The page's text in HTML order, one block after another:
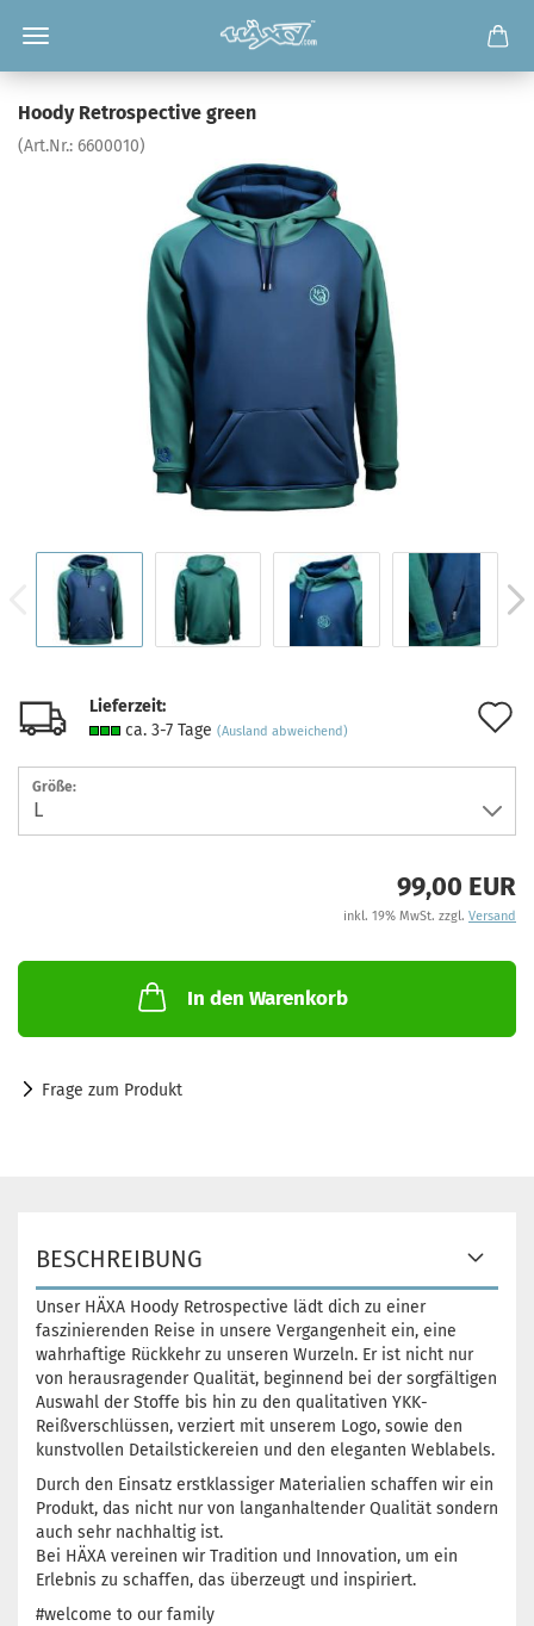
Hoody Retrospective green
(Art.Nr.: 6600010)
Lieferzeit:
ca. 3-7 Tage (Ausland abweichend)
Größe:
99,00 EUR
inkl. 19% MwSt. zzgl. Versand
In den Warenkorb
Frage zum Produkt
BESCHREIBUNG
Unser HÄXA Hoody Retrospective lädt dich zu einer
faszinierenden Reise in unsere Vergangenheit ein, eine
wahrhaftige Rückkehr zu unseren Wurzeln. Er ist nicht nur
von herausragender Qualität, beginnend bei der sorgfältigen
Auswahl der Stoffe bis hin zu den qualitativen YKK-
Reißverschlüssen, verziert mit unserem Logo, sowie den
kunstvollen Detailstickereien und den eleganten Weblabels.
Durch den Einsatz erstklassiger Materialien schaffen wir ein
Produkt, das nicht nur von langanhaltender Qualität sondern
auch sehr nachhaltig ist.
Bei HÄXA vereinen wir Tradition und Innovation, um ein
Erlebnis zu schaffen, das überzeugt und inspiriert.
#welcome to our family